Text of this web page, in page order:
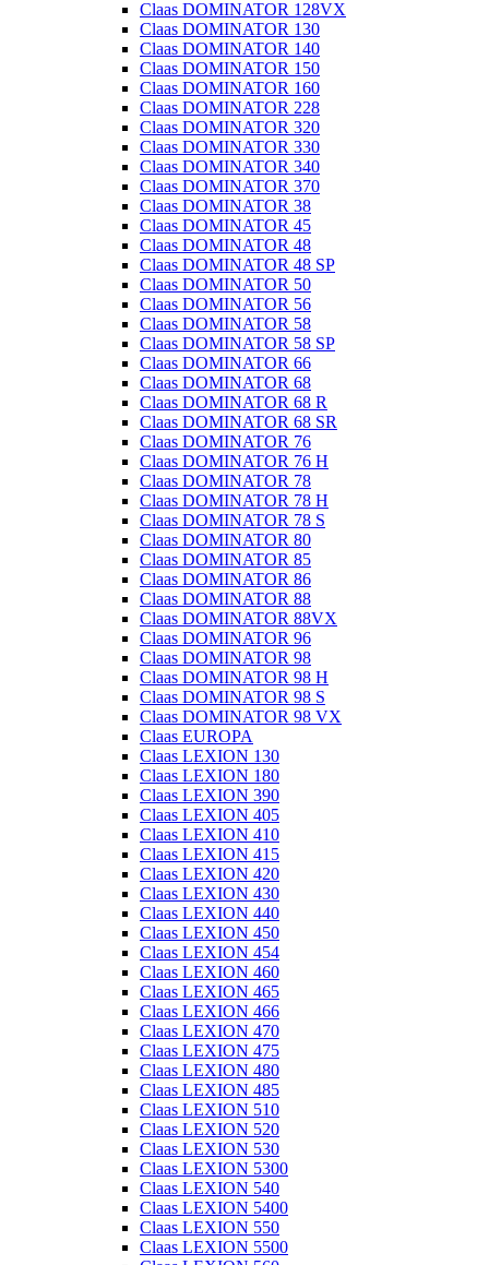
Claas DOMINATOR 128VX
Claas DOMINATOR 130
Claas DOMINATOR 140
Claas DOMINATOR 150
Claas DOMINATOR 160
Claas DOMINATOR 228
Claas DOMINATOR 320
Claas DOMINATOR 330
Claas DOMINATOR 340
Claas DOMINATOR 370
Claas DOMINATOR 38
Claas DOMINATOR 45
Claas DOMINATOR 48
Claas DOMINATOR 48 SP
Claas DOMINATOR 50
Claas DOMINATOR 56
Claas DOMINATOR 58
Claas DOMINATOR 58 SP
Claas DOMINATOR 66
Claas DOMINATOR 68
Claas DOMINATOR 68 R
Claas DOMINATOR 68 SR
Claas DOMINATOR 76
Claas DOMINATOR 76 H
Claas DOMINATOR 78
Claas DOMINATOR 78 H
Claas DOMINATOR 78 S
Claas DOMINATOR 80
Claas DOMINATOR 85
Claas DOMINATOR 86
Claas DOMINATOR 88
Claas DOMINATOR 88VX
Claas DOMINATOR 96
Claas DOMINATOR 98
Claas DOMINATOR 98 H
Claas DOMINATOR 98 S
Claas DOMINATOR 98 VX
Claas EUROPA
Claas LEXION 130
Claas LEXION 180
Claas LEXION 390
Claas LEXION 405
Claas LEXION 410
Claas LEXION 415
Claas LEXION 420
Claas LEXION 430
Claas LEXION 440
Claas LEXION 450
Claas LEXION 454
Claas LEXION 460
Claas LEXION 465
Claas LEXION 466
Claas LEXION 470
Claas LEXION 475
Claas LEXION 480
Claas LEXION 485
Claas LEXION 510
Claas LEXION 520
Claas LEXION 530
Claas LEXION 5300
Claas LEXION 540
Claas LEXION 5400
Claas LEXION 550
Claas LEXION 5500